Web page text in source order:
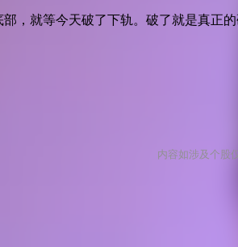
，就等今天破了下轨。破了就是真正的
内容如涉及个股